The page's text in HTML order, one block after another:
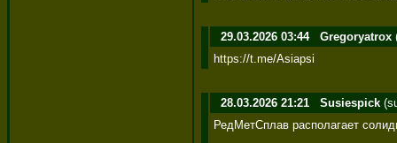
29.03.2026 03:44 Gregoryatrox
https://t.me/Asiapsi
28.03.2026 21:21 Susiespick
РедМетСплав располагает